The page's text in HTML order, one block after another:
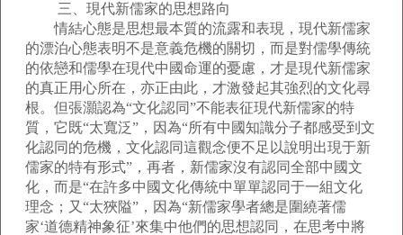
三、現代新儒家的思想路向
情結心態是思想最本質的流露和表現，現代新儒家
的漂泊心態表明不是意義危機的關切，而是對儒學傳統
的依戀和儒學在現代中國命運的憂慮，才是現代新儒家
的真正用心所在，亦正由此，才激發起其強烈的文化尋
根。但張灝認為“文化認同”不能表征現代新儒家的特
質，它既“太寬泛”，因為“所有中國知識分子都感受到文
化認同的危機，文化認同這觀念便不足以說明出現于新
儒家的特有形式”，再者，新儒家沒有認同全部中國文
化，而是“在許多中國文化傳統中單單認同于一組文化
理念；又“太狹隘”，因為“新儒家學者總是圍繞著儒
家‘道德精神象征’來集中他們的思想認同，在思考中將